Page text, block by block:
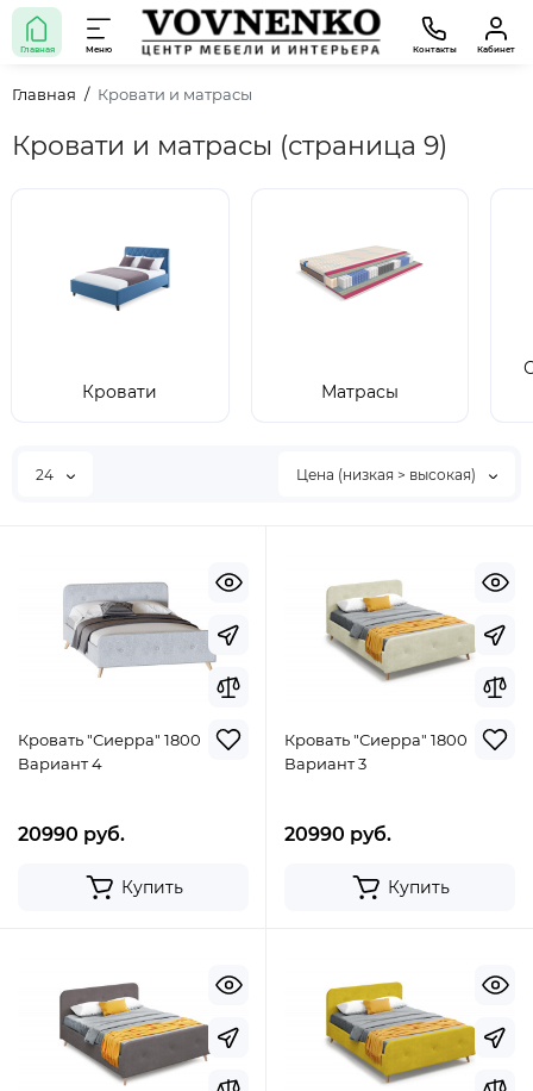
Главная Меню Контакты Кабинет
Главная Кровати и матрасы
Кровати и матрасы (страница 9)
Кровати Матрасы
24 Цена (низкая > высокая)
Кровать "Сиерра" 1800
Вариант 4
20990 руб.
Купить
Кровать "Сиерра" 1800
Вариант 3
20990 руб.
Купить